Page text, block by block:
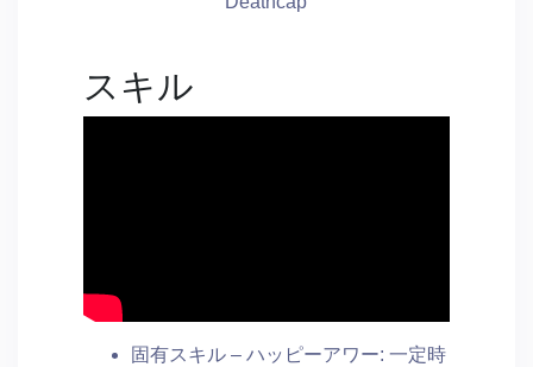
スキル
固有スキル – ハッピーアワー: 一定時